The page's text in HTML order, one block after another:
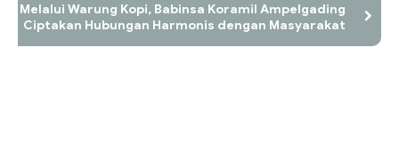
Melalui Warung Kopi, Babinsa Koramil Ampelgading
Ciptakan Hubungan Harmonis dengan Masyarakat